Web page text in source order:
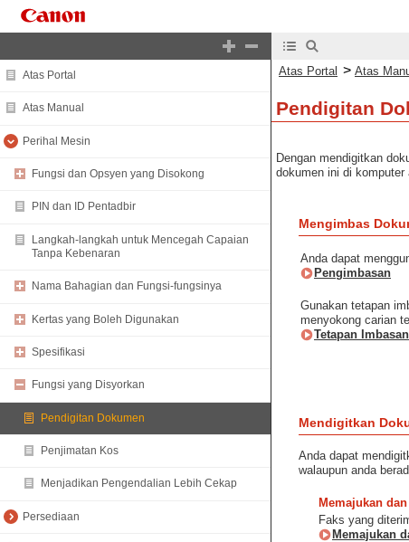
Atas Portal
Atas Manual
Perihal Mesin
Fungsi dan Opsyen yang Disokong
PIN dan ID Pentadbir
Langkah-langkah untuk Mencegah Capaian
Tanpa Kebenaran
Nama Bahagian dan Fungsi-fungsinya
Kertas yang Boleh Digunakan
Spesifikasi
Fungsi yang Disyorkan
Pendigitan Dokumen
Penjimatan Kos
Menjadikan Pengendalian Lebih Cekap
Persediaan
Atas Portal > Atas
Pendigitan
Dengan mendigitkan
dokumen ini di komputer
Mengimbas
Anda dapat
Pengimbasan
Gunakan tetapan
menyokong carian
Tetapan Imbasan
Mendigitkan
Anda dapat
walaupun anda
Memajukan
Faks yang
Memajukan